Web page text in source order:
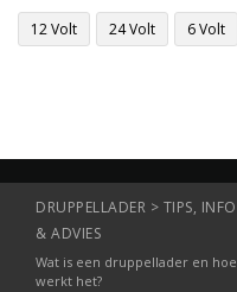
12 Volt 24 Volt 6 Volt
DRUPPELLADER > TIPS, INFO
& ADVIES
Wat is een druppellader en hoe
werkt het?